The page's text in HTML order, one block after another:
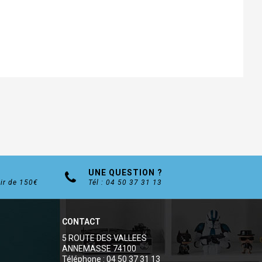
de 150€
UNE QUESTION ?
Tél : 04 50 37 31 13
CONTACT
5 ROUTE DES VALLEES
ANNEMASSE 74100
Téléphone : 04 50 37 31 13